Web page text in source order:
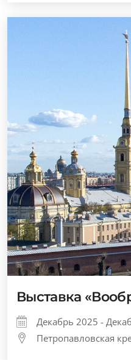
Выставка
Декабрь 2025 -
Петропавловская